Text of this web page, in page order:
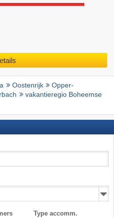
Oostenrijk
Opper-
vakantieregio Boheemse
Type accomm.